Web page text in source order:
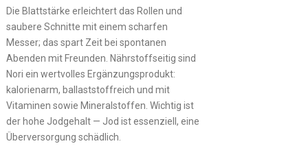
Die Blattstärke erleichtert das Rollen und
saubere Schnitte mit einem scharfen
Messer; das spart Zeit bei spontanen
Abenden mit Freunden. Nährstoffseitig sind
Nori ein wertvolles Ergänzungsprodukt:
kalorienarm, ballaststoffreich und mit
Vitaminen sowie Mineralstoffen. Wichtig ist
der hohe Jodgehalt — Jod ist essenziell, eine
Überversorgung schädlich.